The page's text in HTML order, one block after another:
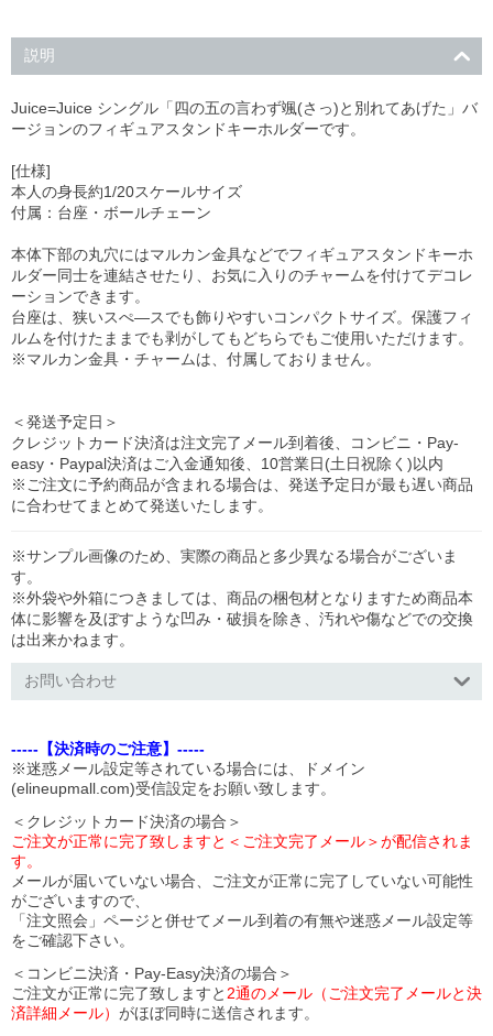
説明
Juice=Juice シングル「四の五の言わず颯(さっ)と別れてあげた」バ
ージョンのフィギュアスタンドキーホルダーです。
[仕様]
本人の身長約1/20スケールサイズ
付属：台座・ボールチェーン
本体下部の丸穴にはマルカン金具などでフィギュアスタンドキーホ
ルダー同士を連結させたり、お気に入りのチャームを付けてデコレ
ーションできます。
台座は、狭いスぺ―スでも飾りやすいコンパクトサイズ。保護フィ
ルムを付けたままでも剥がしてもどちらでもご使用いただけます。
※マルカン金具・チャームは、付属しておりません。
＜発送予定日＞
クレジットカード決済は注文完了メール到着後、コンビニ・Pay-
easy・Paypal決済はご入金通知後、10営業日(土日祝除く)以内
※ご注文に予約商品が含まれる場合は、発送予定日が最も遅い商品
に合わせてまとめて発送いたします。
※サンプル画像のため、実際の商品と多少異なる場合がございま
す。
※外袋や外箱につきましては、商品の梱包材となりますため商品本
体に影響を及ぼすような凹み・破損を除き、汚れや傷などでの交換
は出来かねます。
お問い合わせ
-----【決済時のご注意】-----
※迷惑メール設定等されている場合には、ドメイン
(elineupmall.com)受信設定をお願い致します。
＜クレジットカード決済の場合＞
ご注文が正常に完了致しますと＜ご注文完了メール＞が配信されま
す。
メールが届いていない場合、ご注文が正常に完了していない可能性
がございますので、
「注文照会」ページと併せてメール到着の有無や迷惑メール設定等
をご確認下さい。
＜コンビニ決済・Pay-Easy決済の場合＞
ご注文が正常に完了致しますと 2通のメール（ご注文完了メールと決
済詳細メール） がほぼ同時に送信されます。